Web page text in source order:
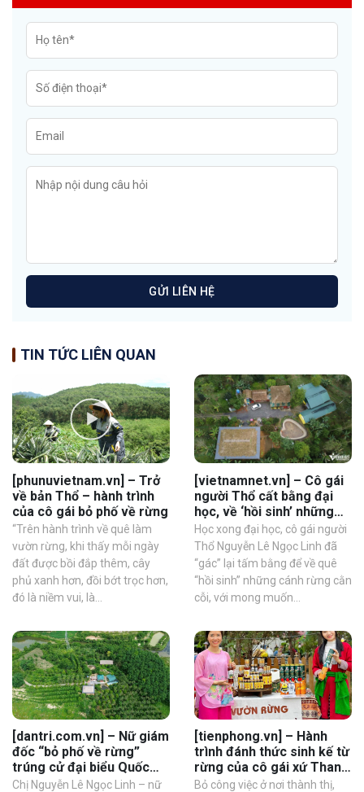
TIN TỨC LIÊN QUAN
[phunuvietnam.vn] – Trở
về bản Thổ – hành trình
của cô gái bỏ phố về rừng
“Trên hành trình về quê làm
vườn rừng, khi thấy mỗi ngày
đất được bồi đắp thêm, cây
phủ xanh hơn, đồi bớt trọc hơn,
đó là niềm vui, là...
[vietnamnet.vn] – Cô gái
người Thổ cất bằng đại
học, về ‘hồi sinh’ những
cánh rừng cằn cỗi
Học xong đại học, cô gái người
Thổ Nguyễn Lê Ngọc Linh đã
“gác” lại tấm bằng để về quê
“hồi sinh” những cánh rừng cằn
cỗi, với mong muốn...
[dantri.com.vn] – Nữ giám
đốc “bỏ phố về rừng”
trúng cử đại biểu Quốc
hội
Chị Nguyễn Lê Ngọc Linh – nữ
[tienphong.vn] – Hành
trình đánh thức sinh kế từ
rừng của cô gái xứ Thanh
ứng cử đại biểu Quốc hội
Bỏ công việc ở nơi thành thị,